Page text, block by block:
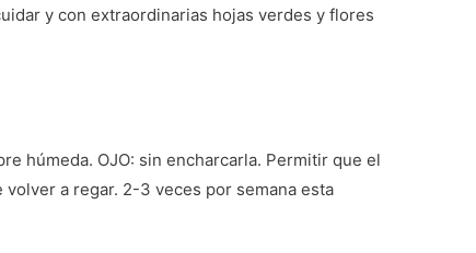
y con extraordinarias hojas verdes y flores
húmeda. OJO: sin encharcarla. Permitir que el
a regar. 2-3 veces por semana esta